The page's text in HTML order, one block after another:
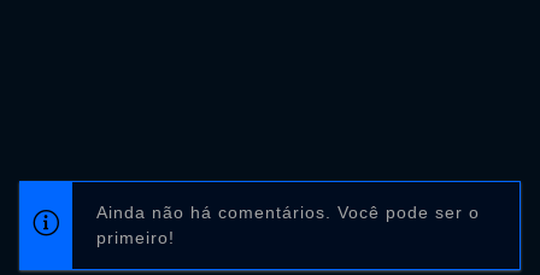
Ainda não há comentários. Você pode ser o
primeiro!